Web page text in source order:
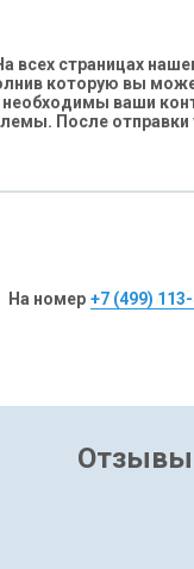
всех страницах
которую вы
ваши
После отправки
На номер +7 (499)
Отзывы